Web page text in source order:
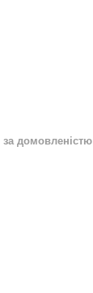
за домовленістю